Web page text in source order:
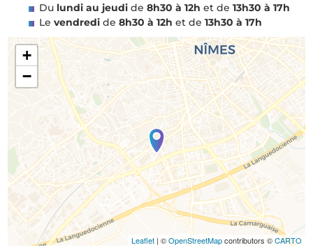
Du lundi au jeudi de8h30 à 12h et de13h30 à 17h
Levendredi de8h30 à 12h et de13h30 à 17h
+
−
Leaflet| ©OpenStreetMapcontributors ©CARTO